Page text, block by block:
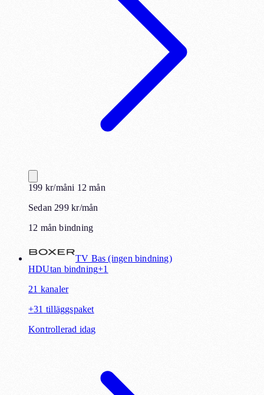
199 kr/måni 12 mån
Sedan 299 kr/mån
12 mån bindning
TV Bas (ingen bindning)
HDUtan bindning+1
21 kanaler
+31 tilläggspaket
Kontrollerad idag